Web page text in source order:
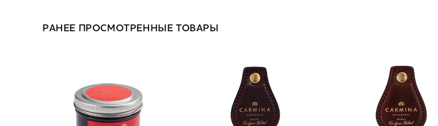
РАНЕЕ ПРОСМОТРЕННЫЕ ТОВАРЫ